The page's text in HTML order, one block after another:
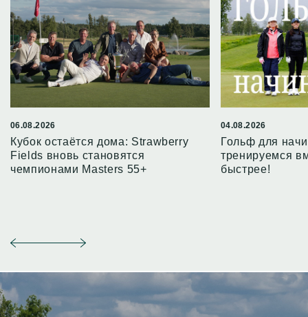
06.08.2026
Кубок остаётся дома: Strawberry
Fields вновь становятся
чемпионами Masters 55+
04.08.2026
Гольф для
тренируемся
быстрее!